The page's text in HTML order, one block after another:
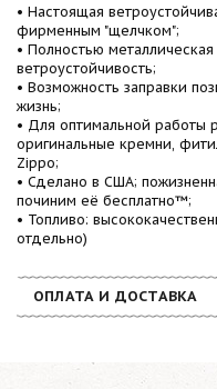
• Настоящая
фирменным "щелчком";
• Полностью
ветроустойчивость;
• Возможность заправки
жизнь;
• Для оптимальной работы
оригинальные кремни,
Zippo;
• Сделано в США;
починим её бесплатно™;
• Топливо:
отдельно)
ОПЛАТА И ДОСТАВКА